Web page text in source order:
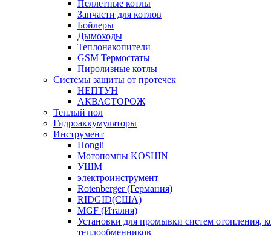
Пеллетные котлы
Запчасти для котлов
Бойлеры
Дымоходы
Теплонакопители
GSM Термостаты
Пиролизные котлы
Системы защиты от протечек
НЕПТУН
АКВАСТОРОЖ
Теплый пол
Гидроаккумуляторы
Инструмент
Hongli
Мотопомпы KOSHIN
УШМ
электроинструмент
Rotenberger (Германия)
RIDGID(США)
MGF (Италия)
Установки для промывки систем отопления,
теплообменников